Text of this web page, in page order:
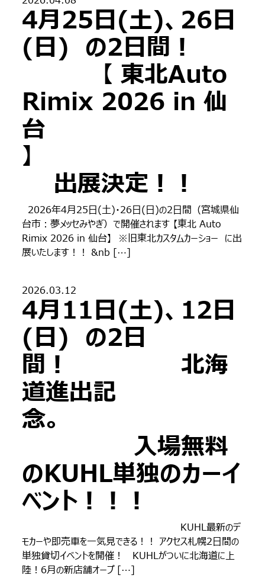
4月25日(土)、26日
(日) の2日間！
【 東北Auto
Rimix 2026 in 仙
台
】
出展決定！！
2026年4月25日(土)・26日(日)の2日間（宮城県仙
台市：夢メッセみやぎ）で開催されます 【東北 Auto
Rimix 2026 in 仙台】 ※旧東北カスタムカーショー に出
展いたします！！ &nb […]
2026.03.12
4月11日(土)、12日
(日) の2日
間！ 北海
道進出記
念。
入場無料
のKUHL単独のカーイ
ベント！！！
KUHL最新のデ
モカーや即売車を一気見できる！！ アクセス札幌2日間の
単独貸切イベントを開催！ KUHLがついに北海道に上
陸！6月の新店舗オープ […]